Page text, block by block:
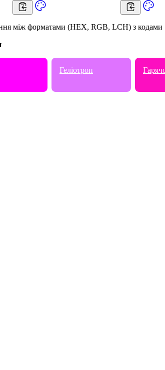
між форматами (HEX, RGB, LCH) з кодами
Геліотроп